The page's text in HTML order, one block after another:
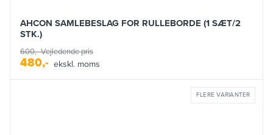
AHCON SAMLEBESLAG FOR RULLEBORDE (1 SÆT/2
STK.)
600,-Vejledende pris
480,- ekskl. moms
FLERE VARIANTER